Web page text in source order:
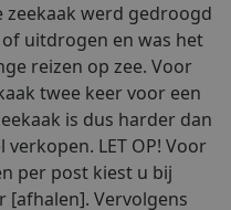
zeekaak werd gedroogd
uitdrogen en was het
reizen op zee. Voor
twee keer voor een
is dus harder dan
LET OP! Voor
per post kiest u bij
[afhalen]. Vervolgens